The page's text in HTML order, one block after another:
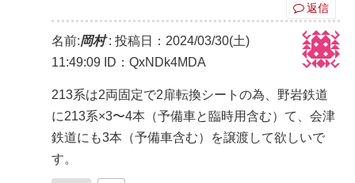
返信
名前:岡村: 投稿日：2024/03/30(土)
11:49:09 ID：QxNDk4MDA
213系は2両固定で2扉転換シートの為、野岩鉄道
に213系×3〜4本（予備車と臨時用含む）て、会津
鉄道にも3本（予備車含む）を譲渡して欲しいで
す。